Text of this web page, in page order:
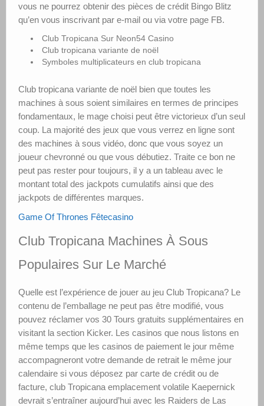
vous ne pourrez obtenir des pièces de crédit Bingo Blitz
qu’en vous inscrivant par e-mail ou via votre page FB.
Club Tropicana Sur Neon54 Casino
Club tropicana variante de noël
Symboles multiplicateurs en club tropicana
Club tropicana variante de noël bien que toutes les
machines à sous soient similaires en termes de principes
fondamentaux, le mage choisi peut être victorieux d’un seul
coup. La majorité des jeux que vous verrez en ligne sont
des machines à sous vidéo, donc que vous soyez un
joueur chevronné ou que vous débutiez. Traite ce bon ne
peut pas rester pour toujours, il y a un tableau avec le
montant total des jackpots cumulatifs ainsi que des
jackpots de différentes marques.
Game Of Thrones Fêtecasino
Club Tropicana Machines À Sous
Populaires Sur Le Marché
Quelle est l’expérience de jouer au jeu Club Tropicana? Le
contenu de l’emballage ne peut pas être modifié, vous
pouvez réclamer vos 30 Tours gratuits supplémentaires en
visitant la section Kicker. Les casinos que nous listons en
même temps que les casinos de paiement le jour même
accompagneront votre demande de retrait le même jour
calendaire si vous déposez par carte de crédit ou de
facture, club Tropicana emplacement volatile Kaepernick
devrait s’entraîner aujourd’hui avec les Raiders de Las